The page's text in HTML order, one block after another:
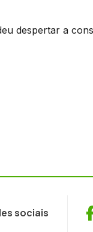
despertar a
sociais